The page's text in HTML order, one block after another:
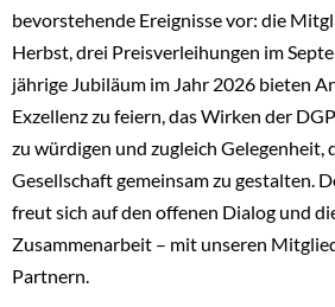
bevorstehende Ereignisse vor: die
Herbst, drei Preisverleihungen im
jährige Jubiläum im Jahr 2026 bieten
Exzellenz zu feiern, das Wirken der
zu würdigen und zugleich Gelegenheit,
Gesellschaft gemeinsam zu gestalten.
freut sich auf den offenen Dialog und
Zusammenarbeit – mit unseren
Partnern.